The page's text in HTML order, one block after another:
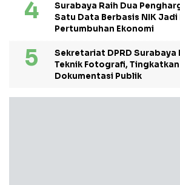
Surabaya Raih Dua
Satu Data Berbasis NIK
Pertumbuhan Ekonomi
Sekretariat DPRD Surabaya
Teknik Fotografi,
Dokumentasi Publik